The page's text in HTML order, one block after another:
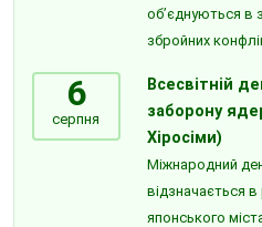
об’єднуються в
збройних
6
серпня
Всесвітній
заборону
Хіросіми)
Міжнародний
відзначається
японського